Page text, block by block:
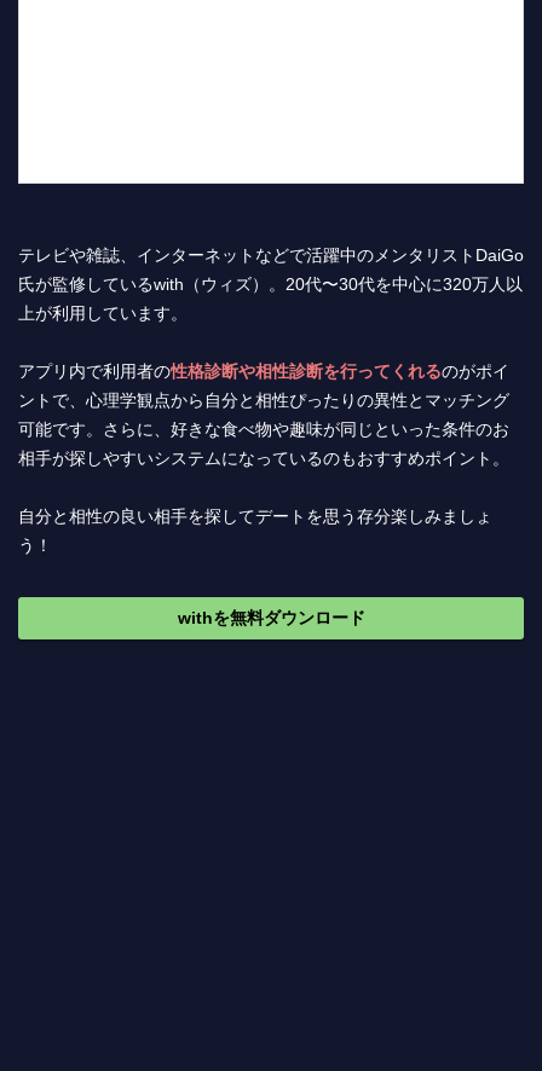
テレビや雑誌、インターネットなどで活躍中のメンタリストDaiGo
氏が監修しているwith（ウィズ）。20代〜30代を中心に320万人以
上が利用しています。
アプリ内で利用者の性格診断や相性診断を行ってくれるのがポイ
ントで、心理学観点から自分と相性ぴったりの異性とマッチング
可能です。さらに、好きな食べ物や趣味が同じといった条件のお
相手が探しやすいシステムになっているのもおすすめポイント。
自分と相性の良い相手を探してデートを思う存分楽しみましょ
う！
withを無料ダウンロード